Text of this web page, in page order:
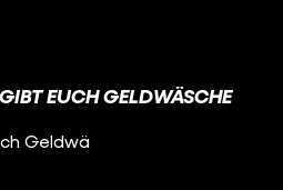
EUCH GELDWÄSCHE
Geldwä